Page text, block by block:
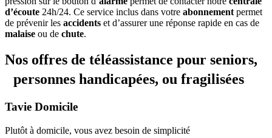
d’écoute 24h/24. Ce service inclus dans votre abonnementpermet
de prévenir les accidents et d’assurer une réponse rapide en cas de
malaise ou de chute.
Nos offres de téléassistance pour seniors,
personnes handicapées, ou fragilisées
Tavie Domicile
Plutôt à domicile, vous avez besoin de simplicité